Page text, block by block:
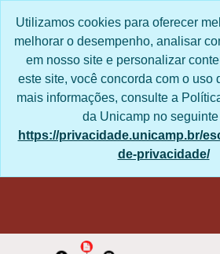
Utilizamos cookies para oferecer
melhorar o desempenho, analisar
em nosso site e personalizar
este site, você concorda com o uso
mais informações, consulte a
da Unicamp no
https://privacidade.unicamp.br/
de-privacidade/